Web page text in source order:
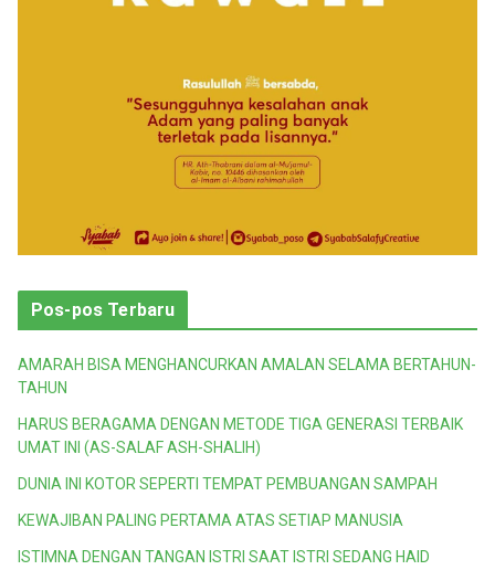
Pos-pos Terbaru
AMARAH BISA MENGHANCURKAN AMALAN SELAMA BERTAHUN-
TAHUN
HARUS BERAGAMA DENGAN METODE TIGA GENERASI TERBAIK
UMAT INI (AS-SALAF ASH-SHALIH)
DUNIA INI KOTOR SEPERTI TEMPAT PEMBUANGAN SAMPAH
KEWAJIBAN PALING PERTAMA ATAS SETIAP MANUSIA
ISTIMNA DENGAN TANGAN ISTRI SAAT ISTRI SEDANG HAID